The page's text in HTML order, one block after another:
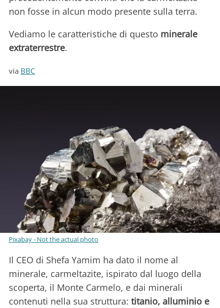
non fosse in alcun modo presente sulla terra.
Vediamo le caratteristiche di questo minerale
extraterrestre.
via BBC
Pixabay - Not the actual photo
Il CEO di Shefa Yamim ha dato il nome al
minerale, carmeltazite, ispirato dal luogo della
scoperta, il Monte Carmelo, e dai minerali
contenuti nella sua struttura: titanio, alluminio e